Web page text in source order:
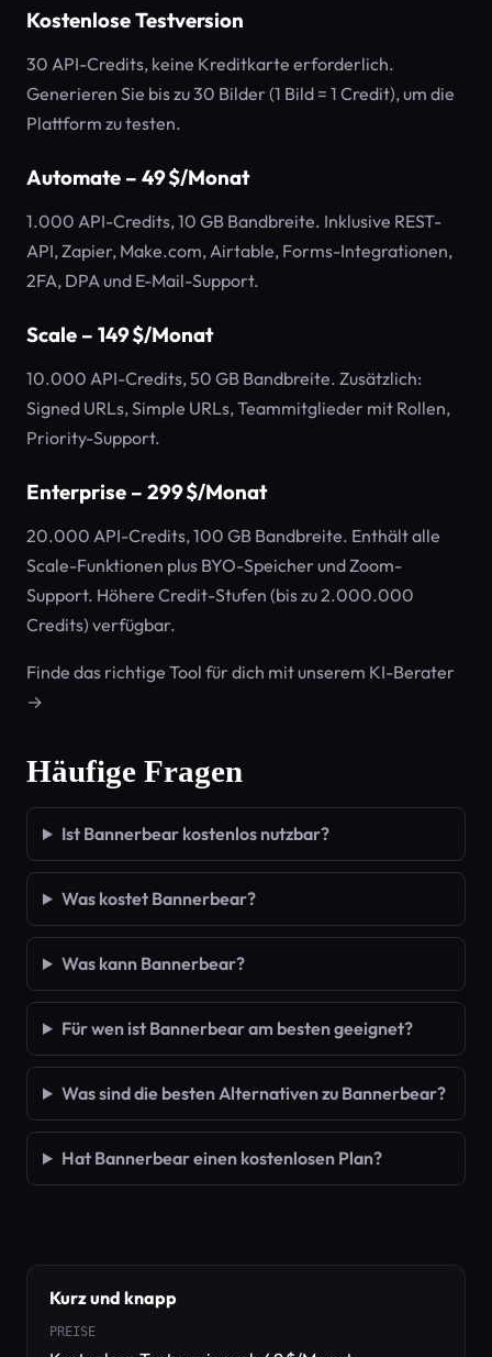
Kostenlose Testversion
30 API-Credits, keine Kreditkarte erforderlich.
Generieren Sie bis zu 30 Bilder (1 Bild = 1 Credit), um die
Plattform zu testen.
Automate – 49 $/Monat
1.000 API-Credits, 10 GB Bandbreite. Inklusive REST-
API, Zapier, Make.com, Airtable, Forms-Integrationen,
2FA, DPA und E-Mail-Support.
Scale – 149 $/Monat
10.000 API-Credits, 50 GB Bandbreite. Zusätzlich:
Signed URLs, Simple URLs, Teammitglieder mit Rollen,
Priority-Support.
Enterprise – 299 $/Monat
20.000 API-Credits, 100 GB Bandbreite. Enthält alle
Scale-Funktionen plus BYO-Speicher und Zoom-
Support. Höhere Credit-Stufen (bis zu 2.000.000
Credits) verfügbar.
Finde das richtige Tool für dich mit unserem KI-Berater
→
Häufige Fragen
Ist Bannerbear kostenlos nutzbar?
Was kostet Bannerbear?
Was kann Bannerbear?
Für wen ist Bannerbear am besten geeignet?
Was sind die besten Alternativen zu Bannerbear?
Hat Bannerbear einen kostenlosen Plan?
Kurz und knapp
PREISE